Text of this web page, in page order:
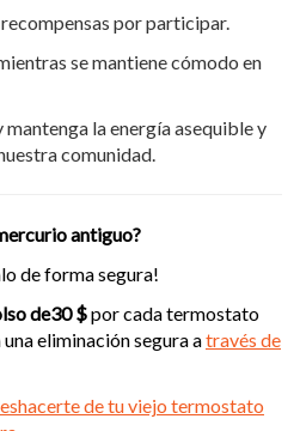
por participar.
se mantiene cómodo en
la energía asequible y
comunidad.
antiguo?
de forma segura!
de30 $por cada termostato
eliminación segura através de
de tu viejo termostato